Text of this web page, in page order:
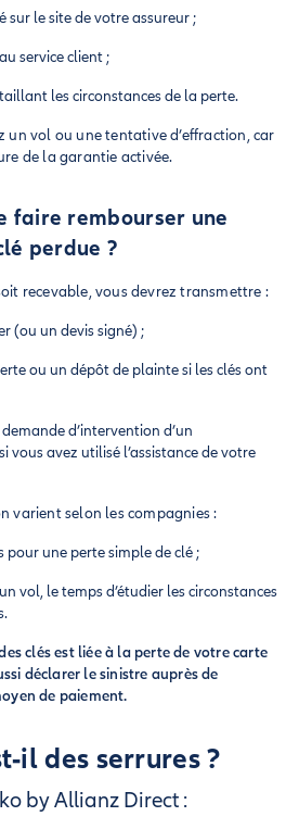
sur le site de votre assureur ;
service client ;
les circonstances de la perte.
un vol ou une tentative d’effraction, car
de la garantie activée.
faire rembourser une
perdue ?
recevable, vous devrez transmettre :
(ou un devis signé) ;
ou un dépôt de plainte si les clés ont
d’intervention d’un
vous avez utilisé l’assistance de votre
varient selon les compagnies :
pour une perte simple de clé ;
vol, le temps d’étudier les circonstances
clés est liée à la perte de votre carte
déclarer le sinistre auprès de
de paiement.
il des serrures ?
by Allianz Direct :